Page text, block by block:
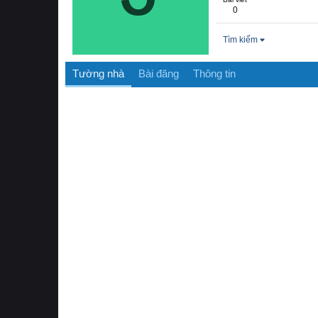
0
Tìm kiếm
Tường nhà Bài đăng Thông tin